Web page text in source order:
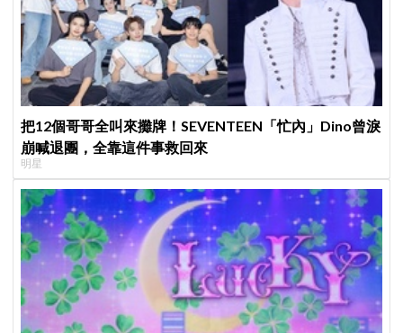
把12個哥哥全叫來攤牌！SEVENTEEN「忙內」Dino曾淚
崩喊退團，全靠這件事救回來
明星